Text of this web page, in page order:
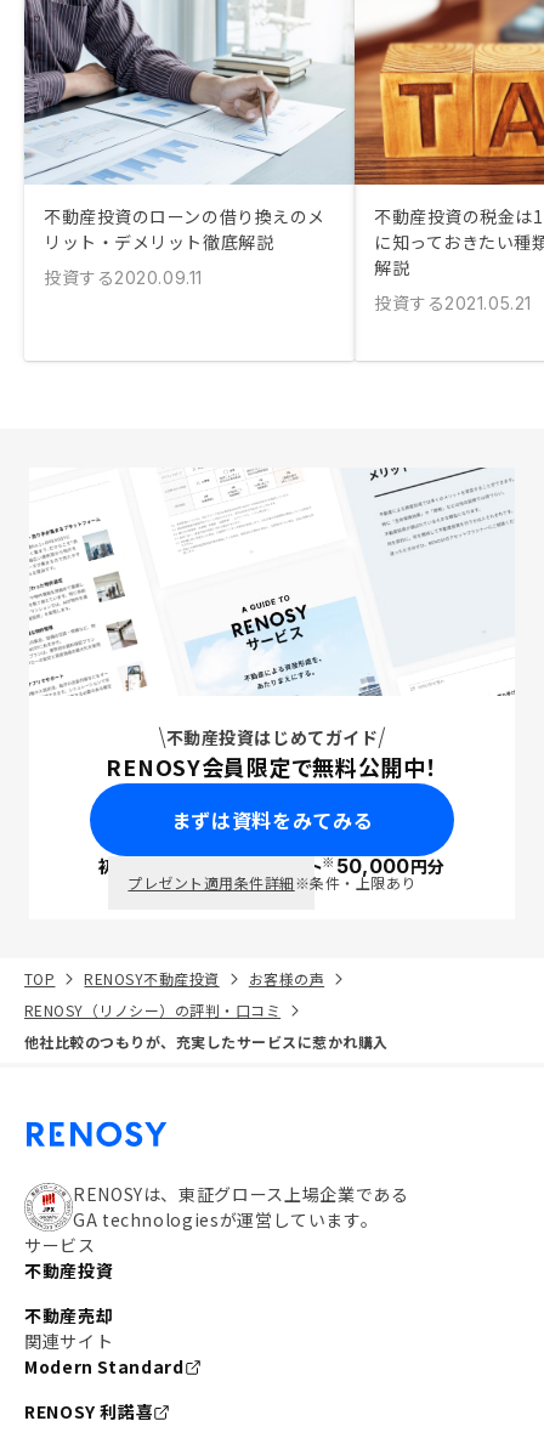
不動産投資のローンの借り換えのメ
リット・デメリット徹底解説
投資する2020.09.11
不動産投資の税金は
に知っておきたい種
解説
投資する2021.05.21
不動産投資はじめてガイド
RENOSY会員限定で無料公開中！
まずは資料をみてみる
初回面談で ポイント※50,000円分
プレゼント適用条件詳細※条件・上限あり
TOP RENOSY不動産投資
お客様の声
RENOSY（リノシー）の評判・口コミ
他社比較のつもりが、充実したサービスに惹かれ購入
RENOSYは、東証グロース上場企業である
GA technologiesが運営しています。
サービス
不動産投資
不動産売却
関連サイト
Modern Standard
RENOSY 利諾喜